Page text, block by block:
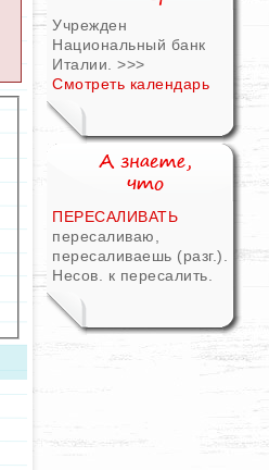
Учрежден
Национальный банк
Италии. >>>
Смотреть календарь
ПЕРЕСАЛИВАТЬ
пересаливаю,
пересаливаешь (разг.).
Несов. к пересалить.